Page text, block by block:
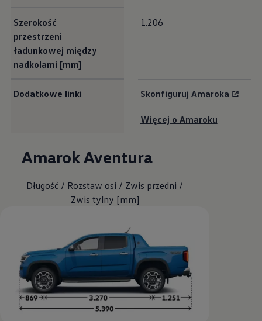
Szerokość
przestrzeni
ładunkowej między
nadkolami [mm]
1.206
Dodatkowe linki Skonfiguruj Amaroka
Więcej o Amaroku
AmarokAventura
Długość / Rozstaw osi / Zwis przedni /
Zwis tylny [mm]